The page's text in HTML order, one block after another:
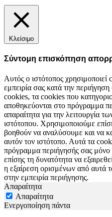
Κλείσιμο
Σύντομη επισκόπηση
Αυτός ο ιστότοπος χρησιμοποιεί
εμπειρία σας κατά την
cookies, τα cookies που
αποθηκεύονται στο πρόγραμμα
απαραίτητα για την λειτουργία
ιστότοπου. Χρησιμοποιούμε
βοηθούν να αναλύσουμε και να
αυτόν τον ιστότοπο. Αυτά τα
πρόγραμμα περιήγησής σας
επίσης τη δυνατότητα να
η εξαίρεση ορισμένων από αυτά
στην εμπειρία περιήγησης.
Απαραίτητα
Απαραίτητα
Ενεργοποίηση πάντα